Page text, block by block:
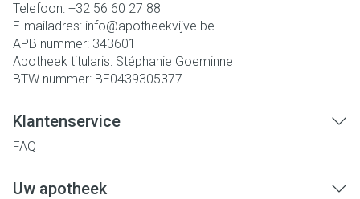
Telefoon: +32 56 60 27 88
E-mailadres: info@apotheekvijve.be
APB nummer: 343601
Apotheek titularis: Stéphanie Goeminne
BTW nummer: BE0439305377
Klantenservice
FAQ
Uw apotheek